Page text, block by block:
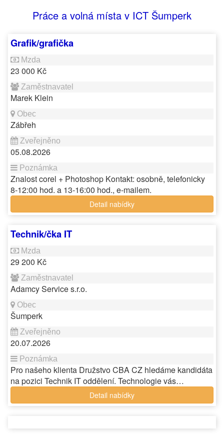
Práce a volná místa v ICT Šumperk
Grafik/grafička
23 000 Kč
Marek Klein
Zábřeh
05.08.2026
Znalost corel + Photoshop Kontakt: osobně, telefonicky
8-12:00 hod. a 13-16:00 hod., e-mailem.
Detail nabídky
Technik/čka IT
29 200 Kč
Adamcy Service s.r.o.
Šumperk
20.07.2026
Pro našeho klienta Družstvo CBA CZ hledáme kandidáta
na pozici Technik IT oddělení. Technologie vás…
Detail nabídky